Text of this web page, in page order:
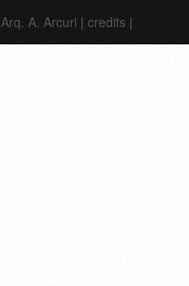
Arq. A. Arcuri | credits |